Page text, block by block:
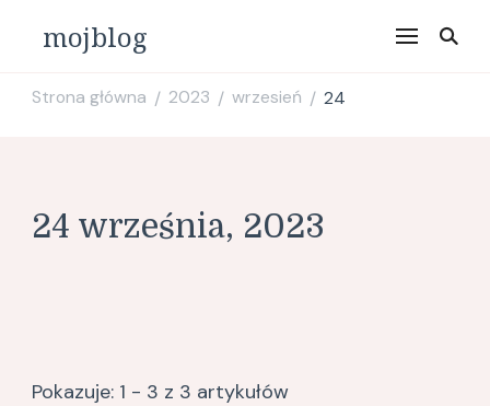
mojblog
Strona główna / 2023 / wrzesień / 24
24 września, 2023
Pokazuje: 1 - 3 z 3 artykułów